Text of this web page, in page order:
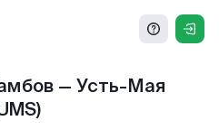
— Усть-Мая